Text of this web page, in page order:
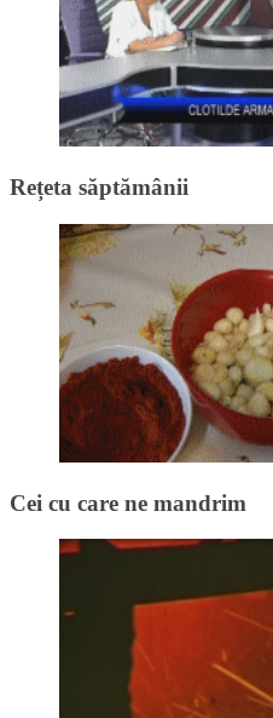
Rețeta săptămânii
Cei cu care ne mandrim